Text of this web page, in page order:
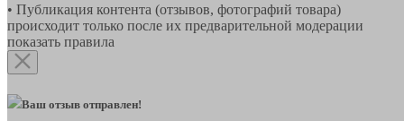
• Публикация контента (отзывов, фотографий товара)
происходит только после их предварительной модерации
показать правила
Ваш отзыв отправлен!